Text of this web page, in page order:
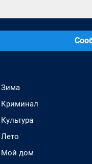
Зима
Криминал
Культура
Лето
Мой дом